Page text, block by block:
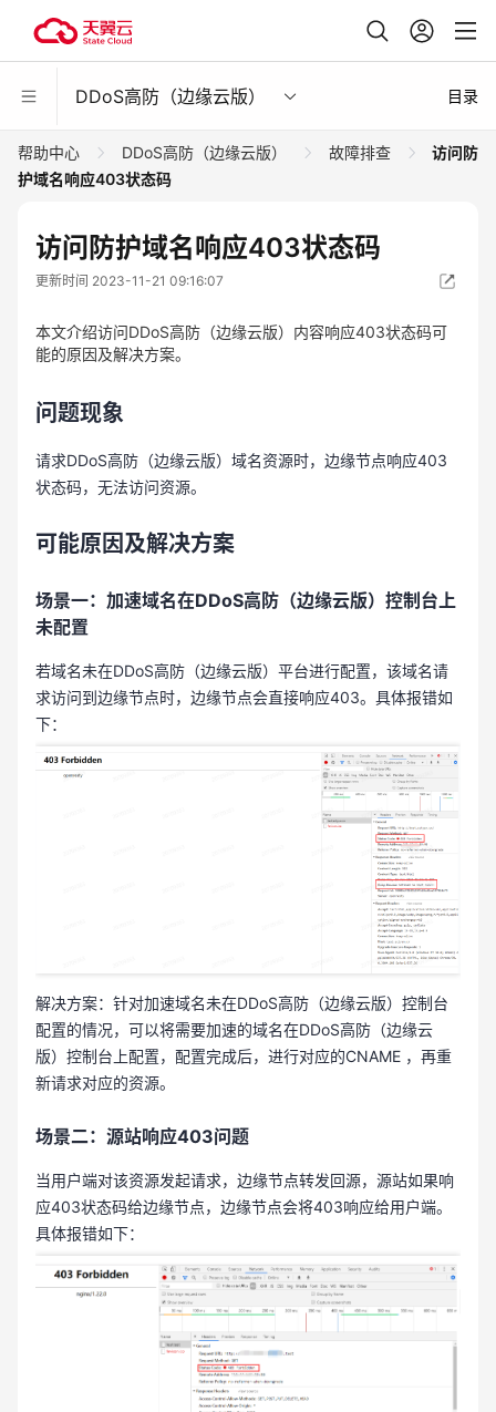
DDoS高防（边缘云版） 目录
帮助中心 DDoS高防（边缘云版） 故障排查
访问防
护域名响应403状态码
访问防护域名响应403状态码
更新时间 2023-11-21 09:16:07
本文介绍访问DDoS高防（边缘云版）内容响应403状态码可
能的原因及解决方案。
问题现象
请求DDoS高防（边缘云版）域名资源时，边缘节点响应403
状态码，无法访问资源。
可能原因及解决方案
场景一：加速域名在DDoS高防（边缘云版）控制台上
未配置
若域名未在DDoS高防（边缘云版）平台进行配置，该域名请
求访问到边缘节点时，边缘节点会直接响应403。具体报错如
下：
解决方案：针对加速域名未在DDoS高防（边缘云版）控制台
配置的情况，可以将需要加速的域名在DDoS高防（边缘云
版）控制台上配置，配置完成后，进行对应的CNAME ，再重
新请求对应的资源。
场景二：源站响应403问题
当用户端对该资源发起请求，边缘节点转发回源，源站如果响
应403状态码给边缘节点，边缘节点会将403响应给用户端。
具体报错如下：